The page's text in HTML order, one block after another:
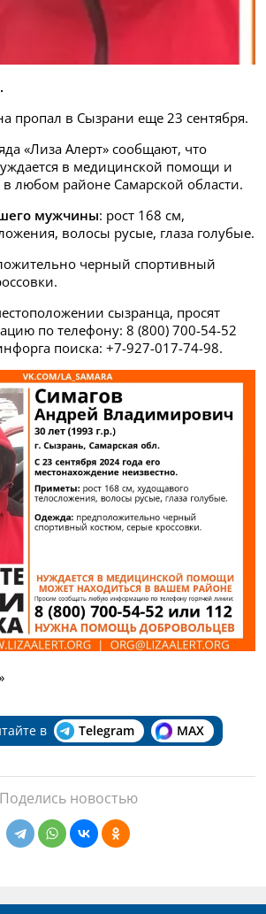
пропал в Сызрани еще 23 сентября.
«Лиза Алерт» сообщают, что
в медицинской помощи и
любом районе Самарской области.
мужчины: рост 168 см,
волосы русые, глаза голубые.
черный спортивный
сызранца, просят
по телефону: 8 (800) 700-54-52
поиска: +7-927-017-74-98.
в Telegram MAX
Поделись новостью